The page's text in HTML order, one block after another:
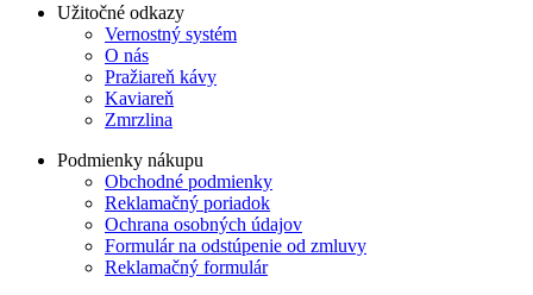
Užitočné odkazy
Vernostný systém
O nás
Pražiareň kávy
Kaviareň
Zmrzlina
Podmienky nákupu
Obchodné podmienky
Reklamačný poriadok
Ochrana osobných údajov
Formulár na odstúpenie od zmluvy
Reklamačný formulár